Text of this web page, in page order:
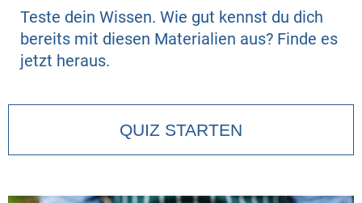
Teste dein Wissen. Wie gut kennst du dich
bereits mit diesen Materialien aus? Finde es
jetzt heraus.
QUIZ STARTEN